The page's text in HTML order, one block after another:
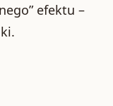
efektu –